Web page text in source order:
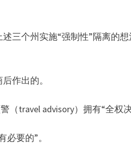
三个州实施“强制性”隔离的
作出的。
（travel advisory）拥有“全权决
要的”。